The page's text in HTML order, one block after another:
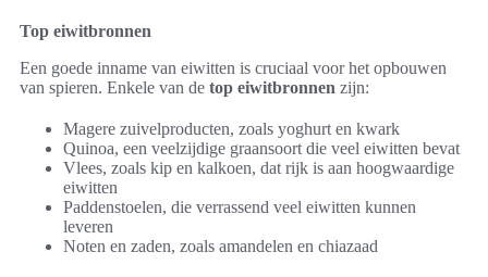
Top eiwitbronnen
Een goede inname van eiwitten is cruciaal voor het opbouwen
van spieren. Enkele van de top eiwitbronnen zijn:
Magere zuivelproducten, zoals yoghurt en kwark
Quinoa, een veelzijdige graansoort die veel eiwitten bevat
Vlees, zoals kip en kalkoen, dat rijk is aan hoogwaardige
eiwitten
Paddenstoelen, die verrassend veel eiwitten kunnen
leveren
Noten en zaden, zoals amandelen en chiazaad